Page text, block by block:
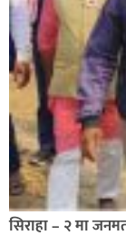
सिराहा – २ मा